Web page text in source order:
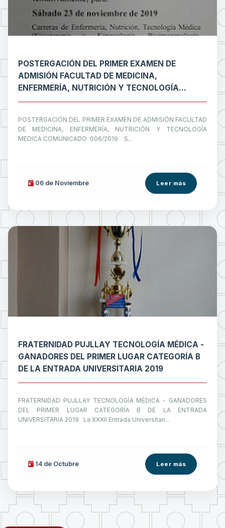
POSTERGACIÓN DEL PRIMER EXAMEN DE
ADMISIÓN FACULTAD DE MEDICINA,
ENFERMERÍA, NUTRICIÓN Y TECNOLOGÍA
MEDICA
POSTERGACIÓN DEL PRIMER EXAMEN DE ADMISIÓN FACULTAD
DE MEDICINA, ENFERMERÍA, NUTRICIÓN Y TECNOLOGÍA
MEDICA COMUNICADO 006/2019 S...
06 de Noviembre Leer más
FRATERNIDAD PUJLLAY TECNOLOGÍA MÉDICA -
GANADORES DEL PRIMER LUGAR CATEGORÍA B
DE LA ENTRADA UNIVERSITARIA 2019
FRATERNIDAD PUJLLAY TECNOLOGÍA MÉDICA - GANADORES
DEL PRIMER LUGAR CATEGORÍA B DE LA ENTRADA
UNIVERSITARIA 2019 La XXXII Entrada Universitari...
14 de Octubre Leer más